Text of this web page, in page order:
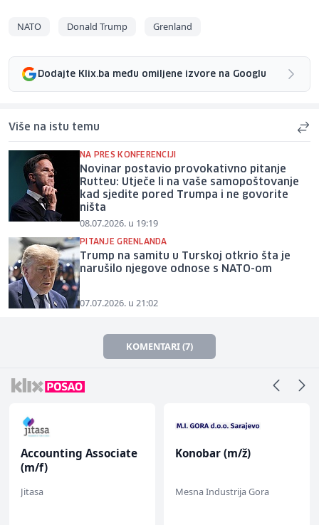
NATO Donald Trump Grenland
Dodajte Klix.ba među omiljene izvore na Googlu
Više na istu temu
NA PRES KONFERENCIJI
Novinar postavio provokativno pitanje
Rutteu: Utječe li na vaše samopoštovanje
kad sjedite pored Trumpa i ne govorite
ništa
08.07.2026. u 19:19
PITANJE GRENLANDA
Trump na samitu u Turskoj otkrio šta je
narušilo njegove odnose s NATO-om
07.07.2026. u 21:02
KOMENTARI (7)
Accounting Associate
(m/f)
Jitasa
Konobar (m/ž)
Mesna Industrija Gora